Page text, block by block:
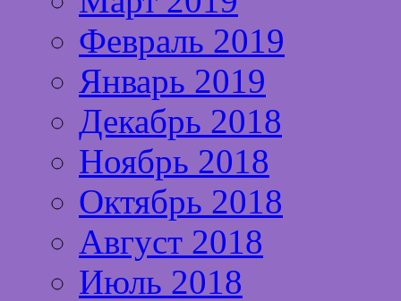
Февраль 2019
Январь 2019
Декабрь 2018
Ноябрь 2018
Октябрь 2018
Август 2018
Июль 2018